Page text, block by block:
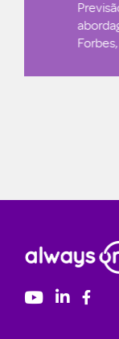
Previsão
abordagem
Forbes,